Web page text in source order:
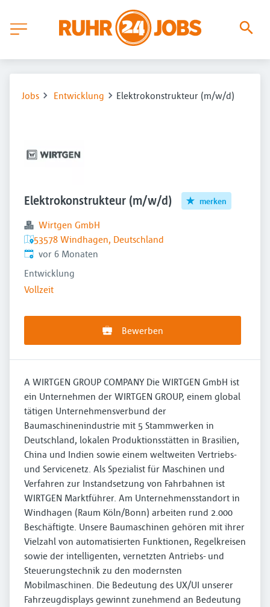
Jobs Entwicklung Elektrokonstrukteur (m/w/d)
Elektrokonstrukteur (m/w/d) merken
Wirtgen GmbH
53578 Windhagen, Deutschland
Veröffentlicht:
vor 6 Monaten
Entwicklung
Vollzeit
Bewerben
A WIRTGEN GROUP COMPANY Die WIRTGEN GmbH ist
ein Unternehmen der WIRTGEN GROUP, einem global
tätigen Unternehmensverbund der
Baumaschinenindustrie mit 5 Stammwerken in
Deutschland, lokalen Produktionsstätten in Brasilien,
China und Indien sowie einem weltweiten Vertriebs-
und Servicenetz. Als Spezialist für Maschinen und
Verfahren zur Instandsetzung von Fahrbahnen ist
WIRTGEN Marktführer. Am Unternehmensstandort in
Windhagen (Raum Köln/Bonn) arbeiten rund 2.000
Beschäftigte. Unsere Baumaschinen gehören mit ihrer
Vielzahl von automatisierten Funktionen, Regelkreisen
sowie der intelligenten, vernetzten Antriebs- und
Steuerungstechnik zu den modernsten
Mobilmaschinen. Die Bedeutung des UX/UI unserer
Fahrzeugdisplays gewinnt zunehmend an Bedeutung